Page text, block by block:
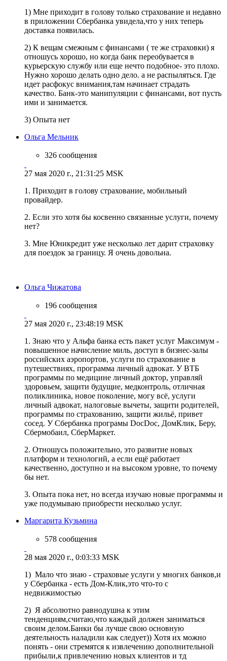
1) Мне приходит в голову только страхование и недавно
в приложении Сбербанка увидела,что у них теперь
доставка появилась.
2) К вещам смежным с финансами ( те же страховки) я
отношусь хорошо, но когда банк переобувается в
курьерскую службу или еще нечто подобное- это плохо.
Нужно хорошо делать одно дело. а не распыляться. Где
идет расфокус внимания,там начинает страдать
качество. Банк-это манипуляции с финансами, вот пусть
ими и занимается.
3) Опыта нет
Ольга Мельник
326 сообщения
27 мая 2020 г., 21:31:25 MSK
1. Приходит в голову страхование, мобильный
провайдер.
2. Если это хотя бы косвенно связанные услуги, почему
нет?
3. Мне Юникредит уже несколько лет дарит страховку
для поездок за границу. Я очень довольна.
Ольга Чижатова
196 сообщения
27 мая 2020 г., 23:48:19 MSK
1. Знаю что у Альфа банка есть пакет услуг Максимум -
повышенное начисление миль, доступ в бизнес-залы
российских аэропортов, услуги по страхование в
путешествиях, программа личный адвокат. У ВТБ
программы по медицине личный доктор, управляй
здоровьем, защити будущие, медконтроль, отличная
поликлиника, новое поколение, могу всё, услуги
личный адвокат, налоговые вычеты, защити родителей,
программы по страхованию, защити жильё, привет
сосед. У Сбербанка програмы DocDoc, ДомКлик, Беру,
Сбермобаил, СберМаркет.
2. Отношусь положительно, это развитие новых
платформ и технологий, а если ещё работает
качественно, доступно и на высоком уровне, то почему
бы нет.
3. Опыта пока нет, но всегда изучаю новые программы и
уже подумываю приобрести несколько услуг.
Маргарита Кузьмина
578 сообщения
28 мая 2020 г., 0:03:33 MSK
1) Мало что знаю - страховые услуги у многих банков,и
у Сбербанка - есть Дом-Клик,это что-то с
недвижимостью
2) Я абсолютно равнодушна к этим
тенденциям,считаю,что каждый должен заниматься
своим делом.Банки бы лучше свою основную
деятельность наладили как следует)) Хотя их можно
понять - они стремятся к извлечению дополнительной
прибыли,к привлечению новых клиентов и тд